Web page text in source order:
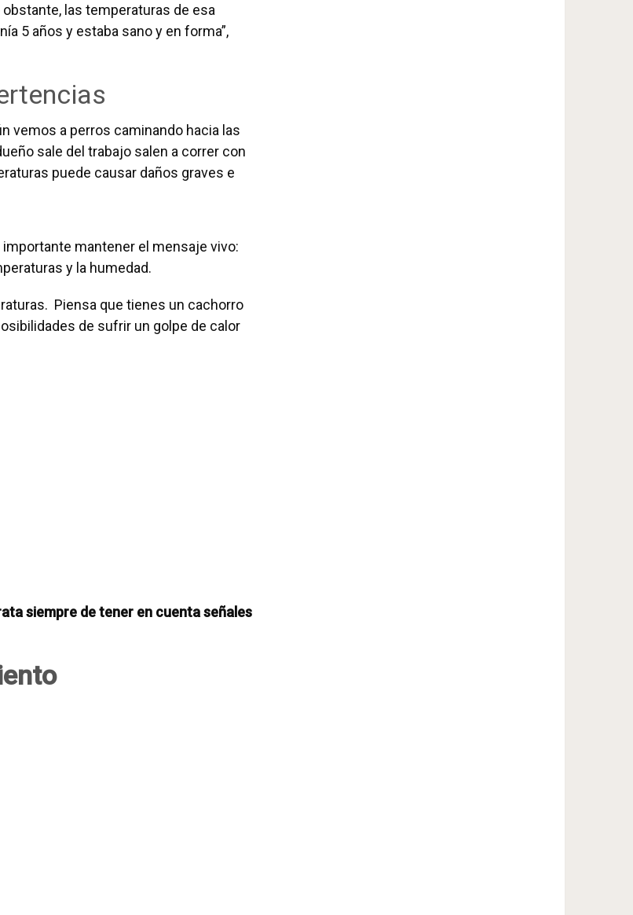
las temperaturas de esa
5 años y estaba sano y en forma”,
vemos a perros caminando hacia las
sale del trabajo salen a correr con
puede causar daños graves e
mantener el mensaje vivo:
y la humedad.
Piensa que tienes un cachorro
de sufrir un golpe de calor
siempre de tener en cuenta señales